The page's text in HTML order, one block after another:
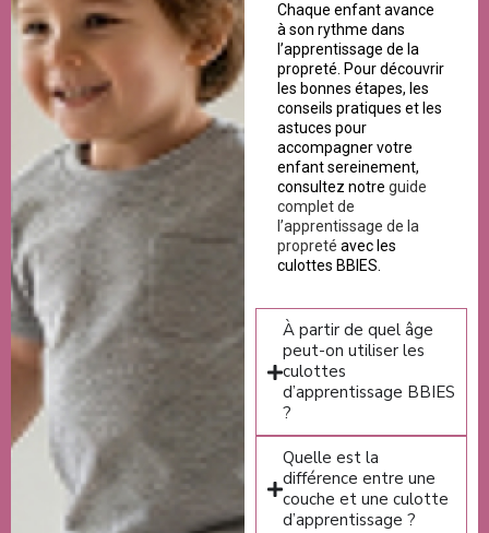
Chaque enfant avance
à son rythme dans
l’apprentissage de la
propreté. Pour découvrir
les bonnes étapes, les
conseils pratiques et les
astuces pour
accompagner votre
enfant sereinement,
consultez notre guide
complet de
l’apprentissage de la
propreté avec les
culottes BBIES.
À partir de quel âge
peut-on utiliser les
culottes
d’apprentissage BBIES
?
Quelle est la
différence entre une
couche et une culotte
d’apprentissage ?